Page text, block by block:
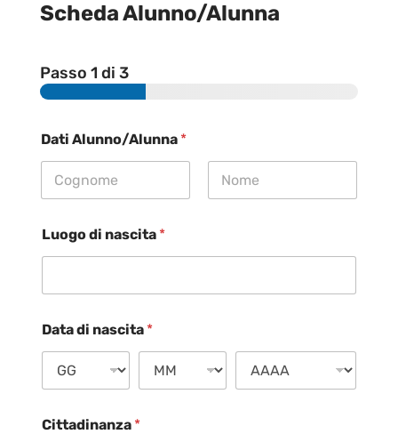
Scheda Alunno/Alunna
Passo 1 di 3
Dati Alunno/Alunna *
Luogo di nascita *
Data di nascita *
Cittadinanza *